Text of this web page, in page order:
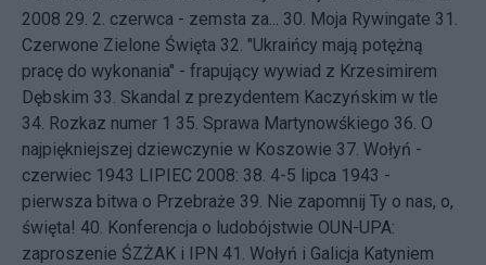
2008 29. 2. czerwca - zemsta za... 30. Moja Rywingate 31.
Czerwone Zielone Święta 32. "Ukraińcy mają potężną
pracę do wykonania" - frapujący wywiad z Krzesimirem
Dębskim 33. Skandal z prezydentem Kaczyńskim w tle
34. Rozkaz numer 1 35. Sprawa Martynowśkiego 36. O
najpiękniejszej dziewczynie w Koszowie 37. Wołyń -
czerwiec 1943 LIPIEC 2008: 38. 4-5 lipca 1943 -
pierwsza bitwa o Przebraże 39. Nie zapomnij Ty o nas, o,
święta! 40. Konferencja o ludobójstwie OUN-UPA:
zaproszenie ŚZŻAK i IPN 41. Wołyń i Galicja Katyniem